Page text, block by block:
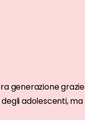
generazione grazie
adolescenti, ma